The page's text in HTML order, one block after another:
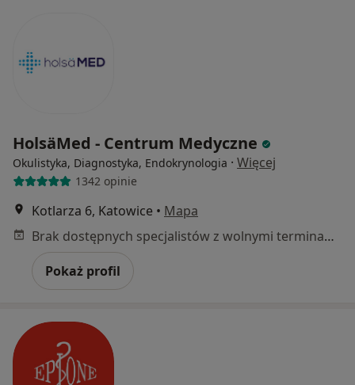
HolsäMed - Centrum Medyczne
Okulistyka, Diagnostyka, Endokrynologia · Więcej
1342 opinie
Kotlarza 6, Katowice • Mapa
Brak dostępnych specjalistów z wolnymi terminami w tym centrum medycznym.
Pokaż profil